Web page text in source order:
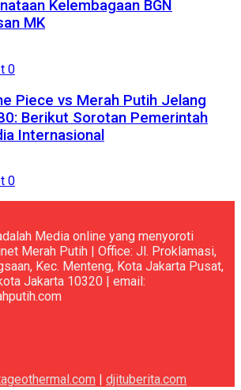
Kelembagaan BGN
MK
0
Piece vs Merah Putih Jelang
Berikut Sorotan Pemerintah
Internasional
0
Media online yang menyoroti
Merah Putih | Office: Jl. Proklamasi,
Kec. Menteng, Kota Jakarta Pusat,
Jakarta 10320 | email:
djituberita.com